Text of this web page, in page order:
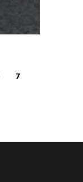
7